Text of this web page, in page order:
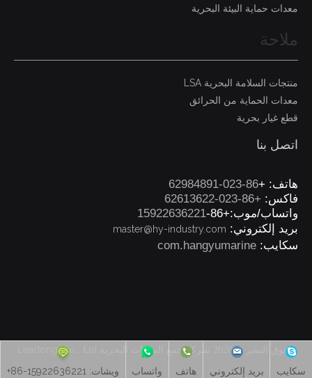
معدات حماية البيئة البحرية
سكايب بريد إلكتروني هاتف واتساب ويشات: 15922636221-86+
ملاحة
منتجات السلامة البحرية LSA
معدات الحماية من الحرائق
قطع غيار بحرية
اتصل بنا
هاتف: +86-023-62984891
فاكس: +86-023-62613622
واتساب/موب:+86-
15922636221
بريد إلكتروني: master@hy-industry.com
سكايب:
حقوق النشر © 2020 شركة جمع المعدات البحرية Leadong. Co., Ltd